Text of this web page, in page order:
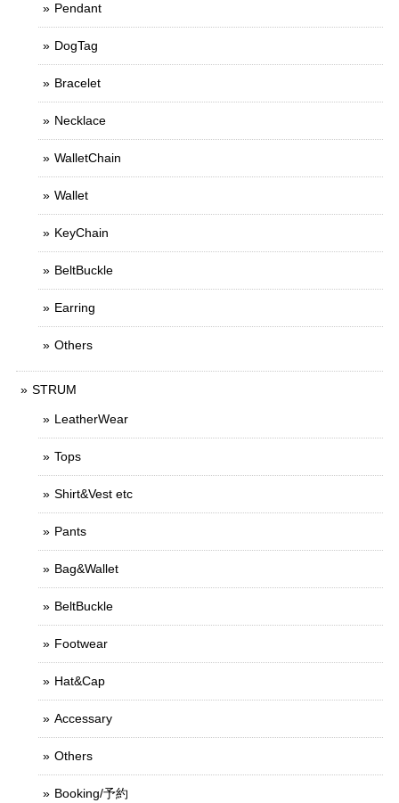
Pendant
DogTag
Bracelet
Necklace
WalletChain
Wallet
KeyChain
BeltBuckle
Earring
Others
STRUM
LeatherWear
Tops
Shirt&Vest etc
Pants
Bag&Wallet
BeltBuckle
Footwear
Hat&Cap
Accessary
Others
Booking/予約